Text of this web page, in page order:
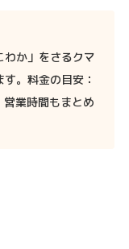
か」をさるクマ
。料金の目安：
業時間もまとめ